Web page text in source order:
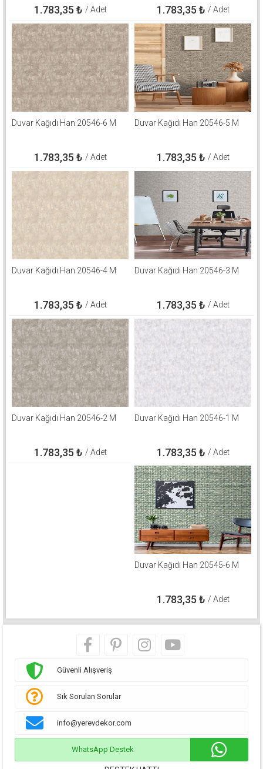
1.783,35 ₺ / Adet 1.783,35 ₺ / Adet
Duvar Kağıdı Han 20546-6 M
1.783,35 ₺ / Adet
Duvar Kağıdı Han 20546-5 M
1.783,35 ₺ / Adet
Duvar Kağıdı Han 20546-4 M
1.783,35 ₺ / Adet
Duvar Kağıdı Han 20546-3 M
1.783,35 ₺ / Adet
Duvar Kağıdı Han 20546-2 M
1.783,35 ₺ / Adet
Duvar Kağıdı Han 20546-1 M
1.783,35 ₺ / Adet
Duvar Kağıdı Han 20545-6 M
1.783,35 ₺ / Adet
Güvenli Alışveriş
Sık Sorulan Sorular
info@yerevdekor.com
WhatsApp Destek